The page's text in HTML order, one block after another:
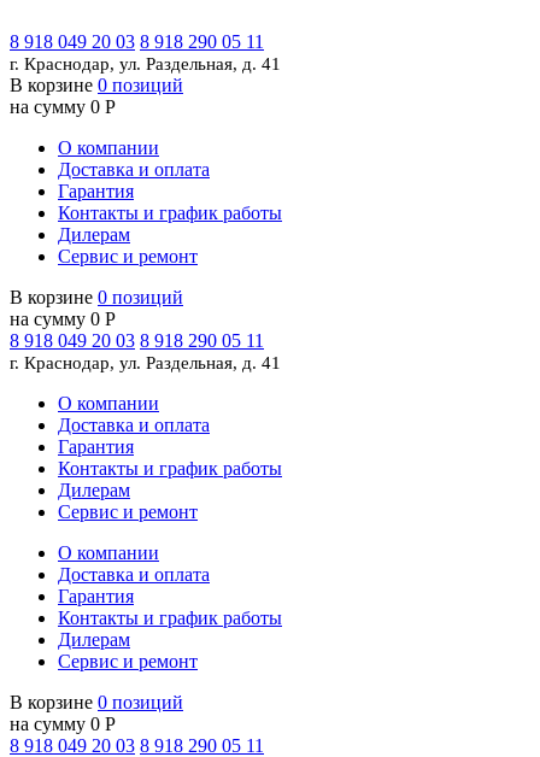
8 918 049 20 03 8 918 290 05 11
г. Краснодар, ул. Раздельная, д. 41
В корзине 0 позиций
на сумму 0 Р
О компании
Доставка и оплата
Гарантия
Контакты и график работы
Дилерам
Сервис и ремонт
В корзине 0 позиций
на сумму 0 Р
8 918 049 20 03 8 918 290 05 11
г. Краснодар, ул. Раздельная, д. 41
О компании
Доставка и оплата
Гарантия
Контакты и график работы
Дилерам
Сервис и ремонт
О компании
Доставка и оплата
Гарантия
Контакты и график работы
Дилерам
Сервис и ремонт
В корзине 0 позиций
на сумму 0 Р
8 918 049 20 03 8 918 290 05 11